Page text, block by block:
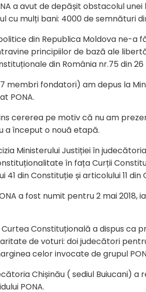
a avut de depășit obstacolul
mulți bani: 4000 de semnături
din Republica Moldova ne-
principiilor de bază ale
din România nr.75 din
membri fondatori) am depus la
PONA.
cererea pe motiv că nu am
a început o nouă etapă.
Ministerului Justiției în
în fața Curții
din Constituție și articolului 11
a fost numit pentru 2 mai
Curtea Constituțională a dispus
de voturi: doi judecători
celor invocate de grupul
Chișinău ( sediul Buiucani)
PONA.